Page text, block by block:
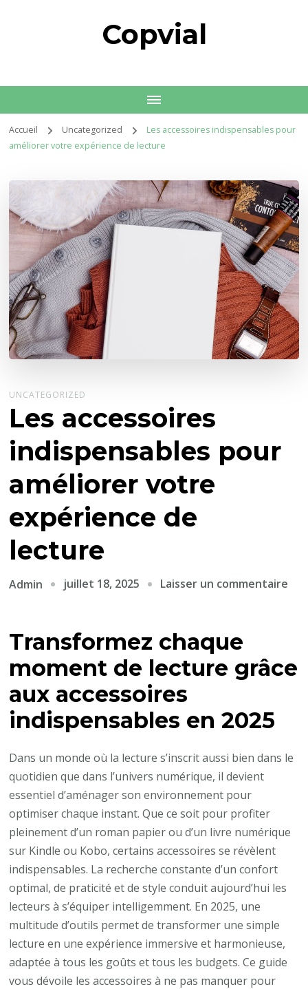
Copvial
Accueil Uncategorized
Les accessoires indispensables pour
améliorer votre expérience de lecture
UNCATEGORIZED
Les accessoires
indispensables pour
améliorer votre
expérience de
lecture
Admin juillet 18, 2025 Laisser un commentaire
Transformez chaque
moment de lecture grâce
aux accessoires
indispensables en 2025
Dans un monde où la lecture s’inscrit aussi bien dans le
quotidien que dans l’univers numérique, il devient
essentiel d’aménager son environnement pour
optimiser chaque instant. Que ce soit pour profiter
pleinement d’un roman papier ou d’un livre numérique
sur Kindle ou Kobo, certains accessoires se révèlent
indispensables. La recherche constante d’un confort
optimal, de praticité et de style conduit aujourd’hui les
lecteurs à s’équiper intelligemment. En 2025, une
multitude d’outils permet de transformer une simple
lecture en une expérience immersive et harmonieuse,
adaptée à tous les goûts et tous les budgets. Ce guide
vous dévoile les accessoires à ne pas manquer pour